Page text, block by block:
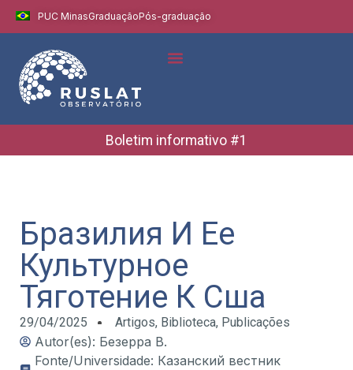
PUC MinasGraduaçãoPós-graduação
Boletim informativo #1
Бразилия И Ее
Культурное
Тяготение К Сша
29/04/2025 Artigos, Biblioteca, Publicações
Autor(es): Безерра В.
Fonte/Universidade: Казанский вестник